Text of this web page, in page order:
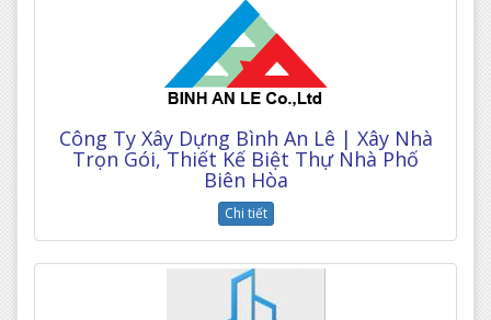
Công Ty Xây Dựng Bình An Lê | Xây Nhà
Trọn Gói, Thiết Kế Biệt Thự Nhà Phố
Biên Hòa
Chi tiết